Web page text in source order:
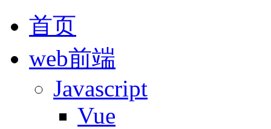
首页
web前端
Javascript
Vue